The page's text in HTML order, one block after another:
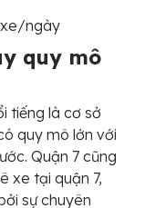
xe/ngày
quy mô
tiếng là cơ sở
quy mô lớn với
Quận 7 cũng
xe tại quận 7,
sự chuyên